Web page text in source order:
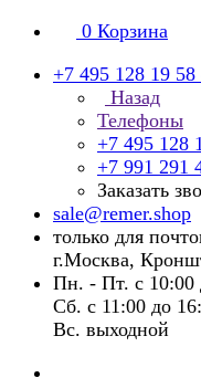
0 Корзина
+7 495 128 19 58
Назад
Телефоны
+7 495 128
+7 991 291
Заказать
sale@remer.shop
только для
г.Москва,
Пн. - Пт. с 10:00
Сб. с 11:00 до
Вс. выходной